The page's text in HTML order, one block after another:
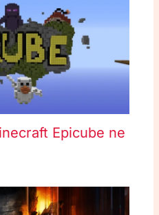
Epicube ne